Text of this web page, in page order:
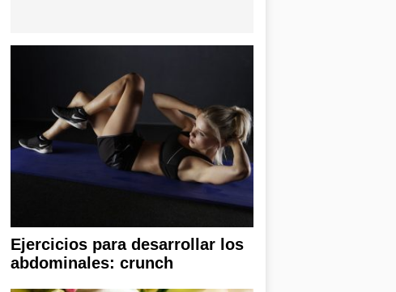
Ejercicios para desarrollar los
abdominales: crunch